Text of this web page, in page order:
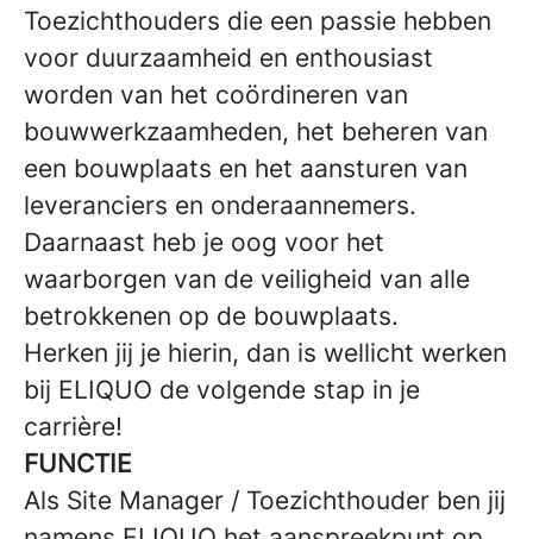
Toezichthouders die een passie hebben
voor duurzaamheid en enthousiast
worden van het coördineren van
bouwwerkzaamheden, het beheren van
een bouwplaats en het aansturen van
leveranciers en onderaannemers.
Daarnaast heb je oog voor het
waarborgen van de veiligheid van alle
betrokkenen op de bouwplaats.
Herken jij je hierin, dan is wellicht werken
bij ELIQUO de volgende stap in je
carrière!
FUNCTIE
Als Site Manager / Toezichthouder ben jij